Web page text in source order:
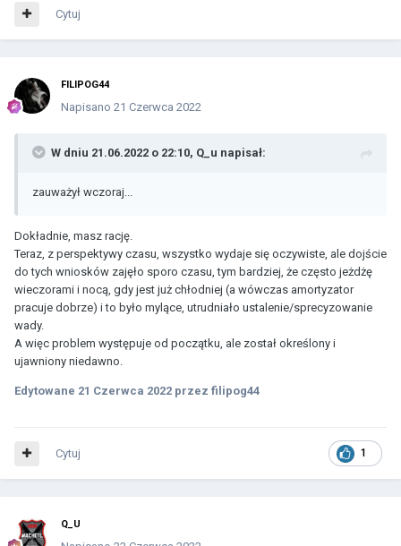
Cytuj
FILIPOG44
Napisano 21 Czerwca 2022
W dniu 21.06.2022 o 22:10, Q_u napisał:
zauważył wczoraj...
Dokładnie, masz rację.
Teraz, z perspektywy czasu, wszystko wydaje się oczywiste, ale dojście
do tych wniosków zajęło sporo czasu, tym bardziej, że często jeżdżę
wieczorami i nocą, gdy jest już chłodniej (a wówczas amortyzator
pracuje dobrze) i to było mylące, utrudniało ustalenie/sprecyzowanie
wady.
A więc problem występuje od początku, ale został określony i
ujawniony niedawno.
Edytowane 21 Czerwca 2022 przez filipog44
1
Cytuj
Q_U